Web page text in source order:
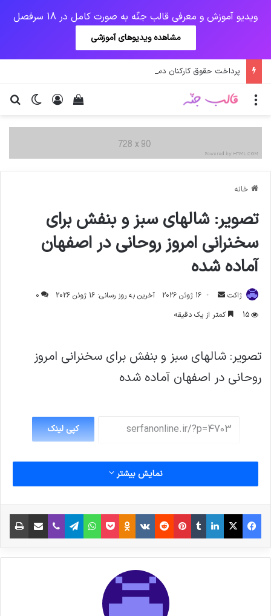
ویدیو آموزش و معرفی قالب جنّه به صورت کامل در 18 سرفصل
مشاهده ویدیوهای آموزشی
تغییر ورود
دیدن سبد خرید منو
خانه
تصویر: شالهای سبز و بنفش برای
سخنرانی امروز روحانی در اصفهان
آماده شده
ژاکت
ارسال
ایمیل
16 ژوئن 2026 آخرین به روز رسانی: 16 ژوئن 2026
0
15
کمتر از یک دقیقه
تصویر: شالهای سبز و بنفش برای سخنرانی امروز
روحانی در اصفهان آماده شده
کپی لینک
نمایش بیشتر
فیس بوک X لینکدین
‫تامبلر‫پین‌ترست
‫رددیت‫VKontakte
‫Odnoklassniki
پاکتواتس آپ تلگراموایبر اشتراک گذاری از طریق ایمیل